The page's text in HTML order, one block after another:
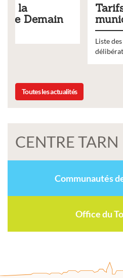
Tarifs 2026 des
municipaux
Liste des tarifs 2026 des
délibération du conseil
Toutes les actualités
CENTRE TARN
Communautés
Office du